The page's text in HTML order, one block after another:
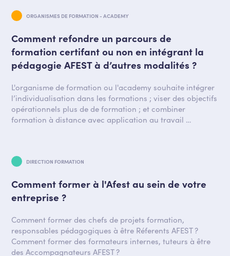
ORGANISMES DE FORMATION - ACADEMY
Comment refondre un parcours de
formation certifant ou non en intégrant la
pédagogie AFEST à d’autres modalités ?
L'organisme de formation ou l'academy souhaite intégrer
l’individualisation dans les formations ; viser des objectifs
opérationnels plus de de formation ; et combiner
formation à distance avec application au travail …
DIRECTION FORMATION
Comment former à l'Afest au sein de votre
entreprise ?
Comment former des chefs de projets formation,
responsables pédagogiques à être Réferents AFEST ?
Comment former des formateurs internes, tuteurs à être
des Accompagnateurs AFEST ?